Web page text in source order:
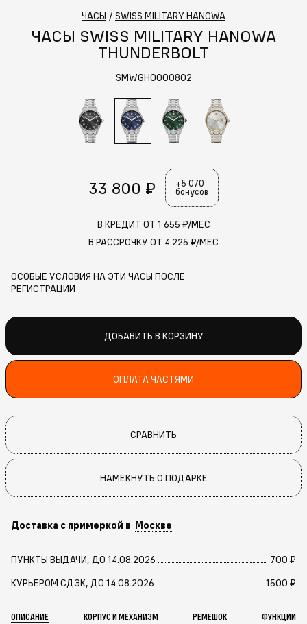
ЧАСЫ / SWISS MILITARY HANOWA
ЧАСЫ SWISS MILITARY HANOWA
THUNDERBOLT
SMWGH0000802
33 800 ₽
+5 070
бонусов
В КРЕДИТ ОТ 1 655 ₽/МЕС
В РАССРОЧКУ ОТ 4 225 ₽/МЕС
ОСОБЫЕ УСЛОВИЯ НА ЭТИ ЧАСЫ ПОСЛЕ
РЕГИСТРАЦИИ
ДОБАВИТЬ В КОРЗИНУ
ОПЛАТА ЧАСТЯМИ
СРАВНИТЬ
НАМЕКНУТЬ О ПОДАРКЕ
Доставка с примеркой в Москве
ПУНКТЫ ВЫДАЧИ, ДО 14.08.2026
700 ₽
КУРЬЕРОМ СДЭК, ДО 14.08.2026
1500 ₽
ОПИСАНИЕ КОРПУС И МЕХАНИЗМ РЕМЕШОК ФУНКЦИИ